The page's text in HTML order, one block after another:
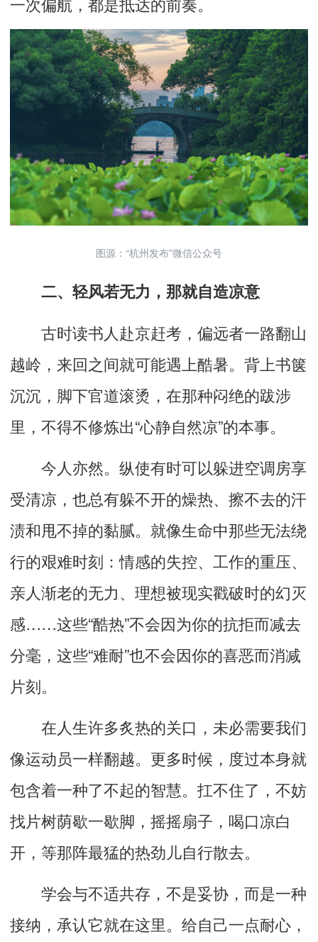
图源：“杭州发布”微信公众号
二、轻风若无力，那就自造凉意
古时读书人赴京赶考，偏远者一路翻山
越岭，来回之间就可能遇上酷暑。 背上书箧
沉沉，脚下官道滚烫 ，在那种闷绝的跋涉
里，不得不修炼出“心静自然凉”的本事。
今人亦然。纵使有时可以躲进空调房享
受清凉，也总有躲不开的燥热、 擦不去的汗
渍和甩不掉的黏腻。就像生命中那些无法绕
行的艰难时刻：情感的失控、工作的重压、
亲人渐老的无力、 理想被现实戳破时的幻灭
感……这些“酷热”不会因为你的抗拒而减去
分毫，这些“难耐”也不会因你的喜恶而消减
片刻。
在人生许多炙热的关口，未必需要我们
像运动员一样翻越。更多时候，度过本身就
包含着一种了不起的智慧。扛不住了，不妨
找片树荫歇一歇脚，摇摇扇子，喝口凉白
开，等那阵最猛的热劲儿自行散去。
学会与不适共存，不是妥协， 而是一种
接纳， 承认它就在这里。给自己一点耐心，